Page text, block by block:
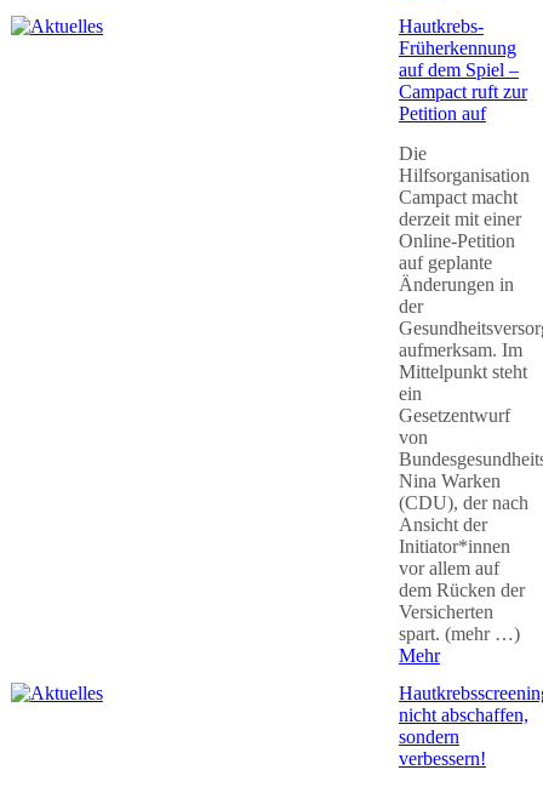
Hautkrebs-
Früherkennung
auf dem Spiel –
Campact ruft zur
Petition auf
Die
Hilfsorganisation
Campact macht
derzeit mit einer
Online-Petition
auf geplante
Änderungen in
der
aufmerksam. Im
Mittelpunkt steht
ein
Gesetzentwurf
von
Nina Warken
(CDU), der nach
Ansicht der
Initiator*innen
vor allem auf
dem Rücken der
Versicherten
spart. (mehr …)
Mehr
nicht abschaffen,
sondern
verbessern!